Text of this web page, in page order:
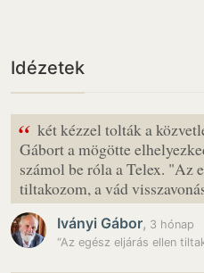
Idézetek
“ két kézzel tolták a
Gábort a mögötte
számol be róla a Telex. "Az
tiltakozom, a vád
Iványi Gábor, 3 hónap